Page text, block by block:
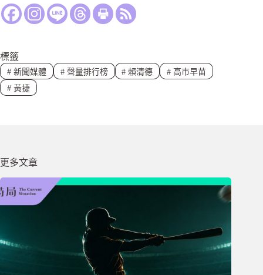
標籤
#新聞媒體 #聲量排行榜 # 賴清德 # 高市早苗
#黃捷
更多文章